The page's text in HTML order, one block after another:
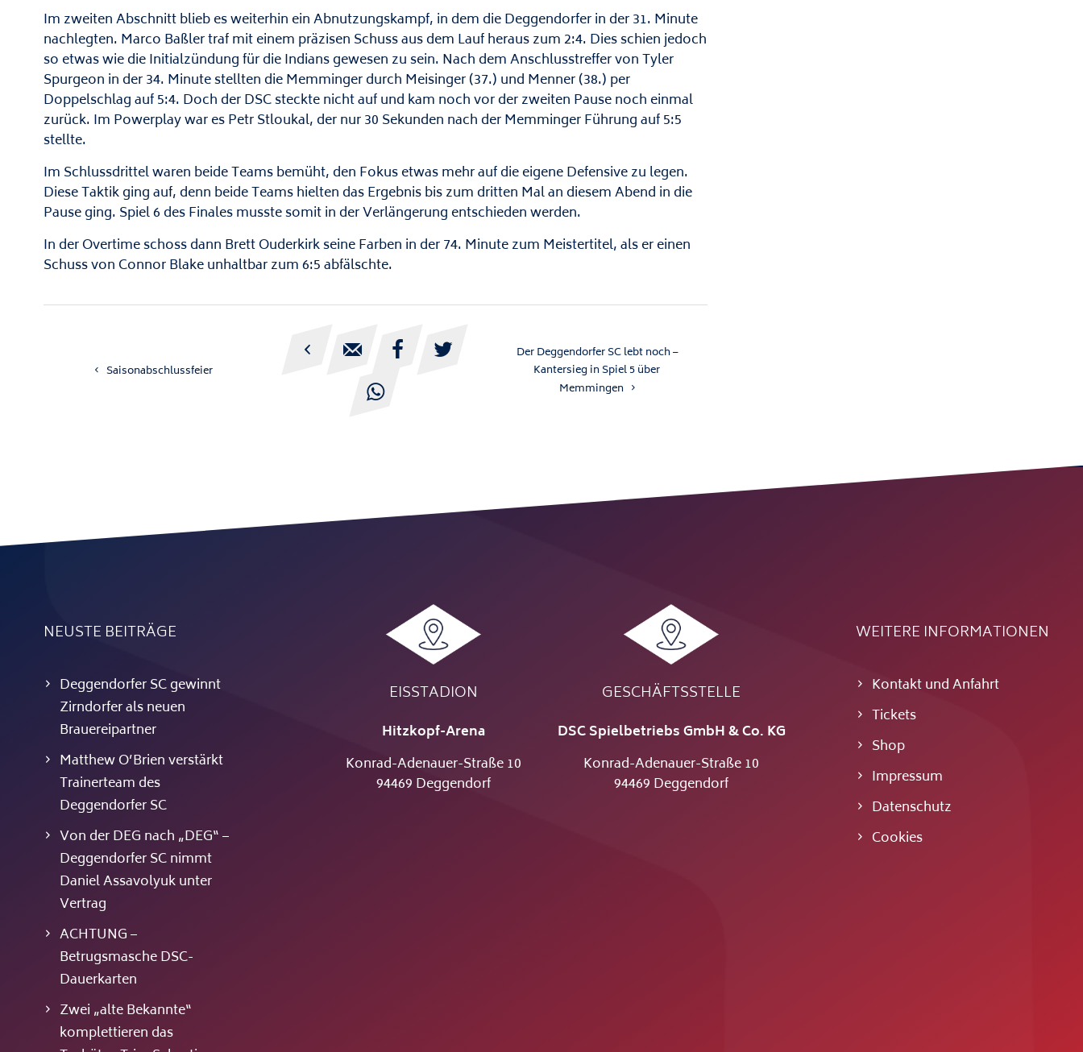
Im zweiten Abschnitt blieb es weiterhin ein Abnutzungskampf, in dem die Deggendorfer in der 31. Minute
nachlegten. Marco Baßler traf mit einem präzisen Schuss aus dem Lauf heraus zum 2:4. Dies schien jedoch
so etwas wie die Initialzündung für die Indians gewesen zu sein. Nach dem Anschlusstreffer von Tyler
Spurgeon in der 34. Minute stellten die Memminger durch Meisinger (37.) und Menner (38.) per
Doppelschlag auf 5:4. Doch der DSC steckte nicht auf und kam noch vor der zweiten Pause noch einmal
zurück. Im Powerplay war es Petr Stloukal, der nur 30 Sekunden nach der Memminger Führung auf 5:5
stellte.
Im Schlussdrittel waren beide Teams bemüht, den Fokus etwas mehr auf die eigene Defensive zu legen.
Diese Taktik ging auf, denn beide Teams hielten das Ergebnis bis zum dritten Mal an diesem Abend in die
Pause ging. Spiel 6 des Finales musste somit in der Verlängerung entschieden werden.
In der Overtime schoss dann Brett Ouderkirk seine Farben in der 74. Minute zum Meistertitel, als er einen
Schuss von Connor Blake unhaltbar zum 6:5 abfälschte.
Saisonabschlussfeier
  


Der Deggendorfer SC lebt noch –
Kantersieg in Spiel 5 über
Memmingen
NEUSTE BEITRÄGE
Deggendorfer SC gewinnt
Zirndorfer als neuen
Brauereipartner
Matthew O’Brien verstärkt
Trainerteam des
Deggendorfer SC
Von der DEG nach „DEG“ –
Deggendorfer SC nimmt
Daniel Assavolyuk unter
Vertrag
ACHTUNG –
Betrugsmasche DSC-
Dauerkarten
Zwei „alte Bekannte“
komplettieren das
EISSTADION
Hitzkopf-Arena
Konrad-Adenauer-Straße 10
94469 Deggendorf
GESCHÄFTSSTELLE
DSC Spielbetriebs GmbH & Co. KG
Konrad-Adenauer-Straße 10
94469 Deggendorf
WEITERE INFORMATIONEN
Kontakt und Anfahrt
Tickets
Shop
Impressum
Datenschutz
Cookies